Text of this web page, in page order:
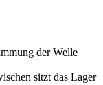
der Welle
sitzt das Lager